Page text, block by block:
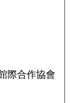
際合作協會